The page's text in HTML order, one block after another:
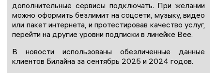
дополнительные сервисы подключать. При желании
можно оформить безлимит на соцсети, музыку, видео
или пакет интернета, и протестировав качество услуг,
перейти на другие уровни подписки в линейке Bee.
В новости использованы обезличенные данные
клиентов Билайна за сентябрь 2025 и 2024 годов.